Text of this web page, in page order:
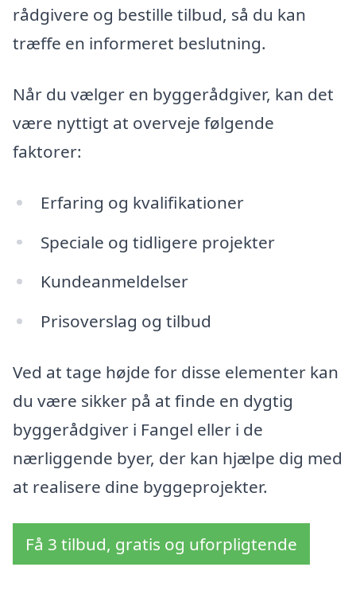
rådgivere og bestille tilbud, så du kan
træffe en informeret beslutning.
Når du vælger en byggerådgiver, kan det
være nyttigt at overveje følgende
faktorer:
Erfaring og kvalifikationer
Speciale og tidligere projekter
Kundeanmeldelser
Prisoverslag og tilbud
Ved at tage højde for disse elementer kan
du være sikker på at finde en dygtig
byggerådgiver i Fangel eller i de
nærliggende byer, der kan hjælpe dig med
at realisere dine byggeprojekter.
Få 3 tilbud, gratis og uforpligtende